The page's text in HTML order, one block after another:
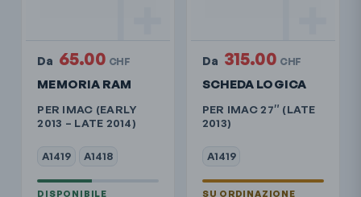
MEMORIA RAM
PER IMAC (EARLY
2013 – LATE 2014)
A1419 A1418
Da 65.00 CHF
SCHEDA LOGICA
PER IMAC 27″ (LATE
2013)
A1419
Da 315.00 CHF